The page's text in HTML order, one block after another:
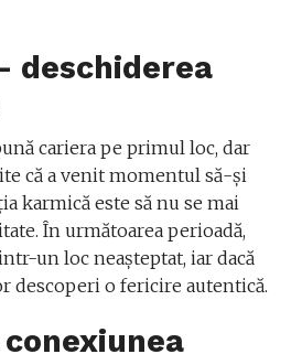
deschiderea
cariera pe primul loc, dar
că a venit momentul să-și
karmică este să nu se mai
În următoarea perioadă,
un loc neașteptat, iar dacă
descoperi o fericire autentică.